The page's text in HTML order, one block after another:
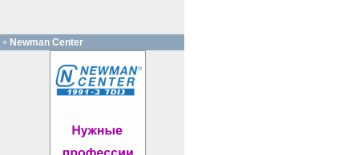
Newman Center